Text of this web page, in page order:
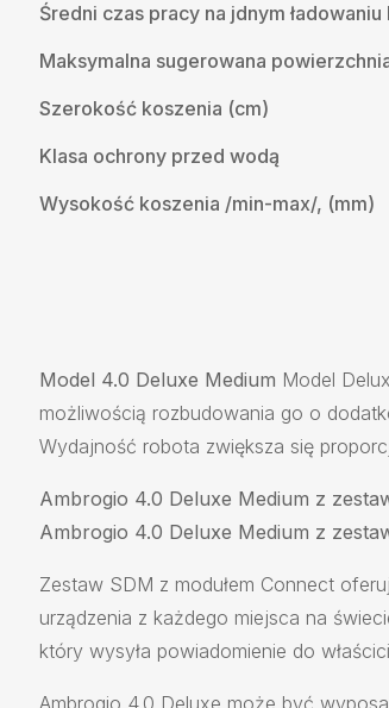
Średni czas pracy na jdnym
Maksymalna sugerowana
Szerokość koszenia (cm)
Klasa ochrony przed wodą
Wysokość koszenia /min-max/, (mm)
Model 4.0 Deluxe Medium Model
możliwością rozbudowania go o
Wydajność robota zwiększa się
Ambrogio 4.0 Deluxe Medium z
Ambrogio 4.0 Deluxe Medium z
Zestaw SDM z modułem Connect
urządzenia z każdego miejsca na
który wysyła powiadomienie do